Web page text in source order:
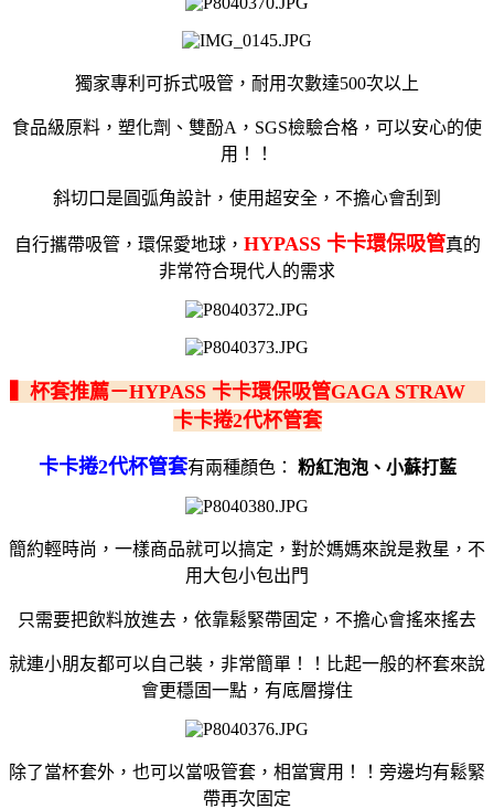
獨家專利可拆式吸管，耐用次數達500次以上
食品級原料，塑化劑、雙酚A，SGS檢驗合格，可以安心的使
用！！
斜切口是圓弧角設計，使用超安全，不擔心會刮到
自行攜帶吸管，環保愛地球， HYPASS 卡卡環保吸管真的
非常符合現代人的需求
▍杯套推薦－HYPASS 卡卡環保吸管GAGA STRAW
卡卡捲2代杯管套
卡卡捲2代杯管套有兩種顏色： 粉紅泡泡、小蘇打藍
簡約輕時尚，一樣商品就可以搞定，對於媽媽來說是救星，不
用大包小包出門
只需要把飲料放進去，依靠鬆緊帶固定，不擔心會搖來搖去
就連小朋友都可以自己裝，非常簡單！！ 比起一般的杯套來說
會更穩固一點，有底層撐住
除了當杯套外，也可以當吸管套，相當實用！！旁邊均有鬆緊
帶再次固定